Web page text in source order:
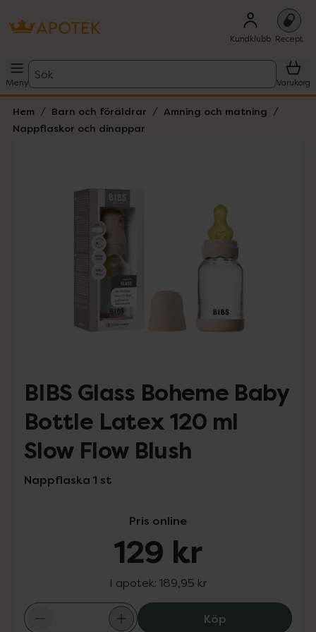
Kundklubb Recept
Meny
Sök
Varukorg
Hem Barn och föräldrar
Amning och matning
Nappflaskor och dinappar
BIBS Glass Boheme Baby
Bottle Latex 120 ml
Slow Flow Blush
Nappflaska 1 st
Pris online
129 kr
I apotek: 189,95 kr
KöpBIBS Glass